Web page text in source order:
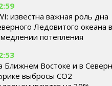
известна важная роль дна
Ледовитого океана в
потепления
Ближнем Востоке и в
выбросы CO2